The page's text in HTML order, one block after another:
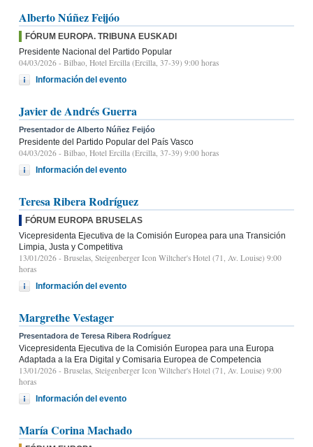
Alberto Núñez Feijóo
FÓRUM EUROPA. TRIBUNA EUSKADI
Presidente Nacional del Partido Popular
04/03/2026 - Bilbao, Hotel Ercilla (Ercilla, 37-39) 9:00 horas
Información del evento
Javier de Andrés Guerra
Presentador de Alberto Núñez Feijóo
Presidente del Partido Popular del País Vasco
04/03/2026 - Bilbao, Hotel Ercilla (Ercilla, 37-39) 9:00 horas
Información del evento
Teresa Ribera Rodríguez
FÓRUM EUROPA BRUSELAS
Vicepresidenta Ejecutiva de la Comisión Europea para una Transición
Limpia, Justa y Competitiva
13/01/2026 - Bruselas, Steigenberger Icon Wiltcher's Hotel (71, Av. Louise) 9:00
horas
Información del evento
Margrethe Vestager
Presentadora de Teresa Ribera Rodríguez
Vicepresidenta Ejecutiva de la Comisión Europea para una Europa
Adaptada a la Era Digital y Comisaria Europea de Competencia
13/01/2026 - Bruselas, Steigenberger Icon Wiltcher's Hotel (71, Av. Louise) 9:00
horas
Información del evento
María Corina Machado